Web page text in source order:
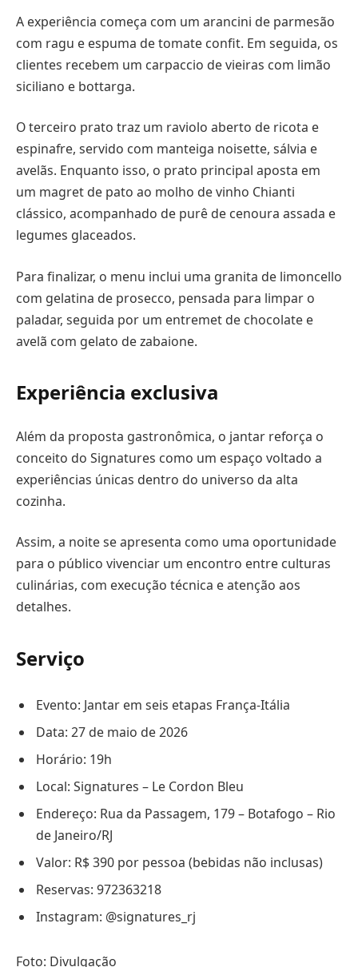
A experiência começa com um arancini de parmesão
com ragu e espuma de tomate confit. Em seguida, os
clientes recebem um carpaccio de vieiras com limão
siciliano e bottarga.
O terceiro prato traz um raviolo aberto de ricota e
espinafre, servido com manteiga noisette, sálvia e
avelãs. Enquanto isso, o prato principal aposta em
um magret de pato ao molho de vinho Chianti
clássico, acompanhado de purê de cenoura assada e
legumes glaceados.
Para finalizar, o menu inclui uma granita de limoncello
com gelatina de prosecco, pensada para limpar o
paladar, seguida por um entremet de chocolate e
avelã com gelato de zabaione.
Experiência exclusiva
Além da proposta gastronômica, o jantar reforça o
conceito do Signatures como um espaço voltado a
experiências únicas dentro do universo da alta
cozinha.
Assim, a noite se apresenta como uma oportunidade
para o público vivenciar um encontro entre culturas
culinárias, com execução técnica e atenção aos
detalhes.
Serviço
Evento: Jantar em seis etapas França-Itália
Data: 27 de maio de 2026
Horário: 19h
Local: Signatures – Le Cordon Bleu
Endereço: Rua da Passagem, 179 – Botafogo – Rio
de Janeiro/RJ
Valor: R$ 390 por pessoa (bebidas não inclusas)
Reservas: 972363218
Instagram: @signatures_rj
Foto: Divulgação